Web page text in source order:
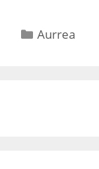
Categorías
Aurrea